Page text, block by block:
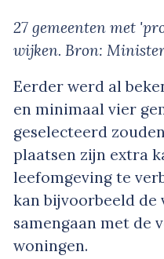
27 gemeenten met
wijken. Bron:
Eerder werd al
en minimaal vier
geselecteerd
plaatsen zijn extra
leefomgeving te
kan bijvoorbeeld de
samengaan met de
woningen.